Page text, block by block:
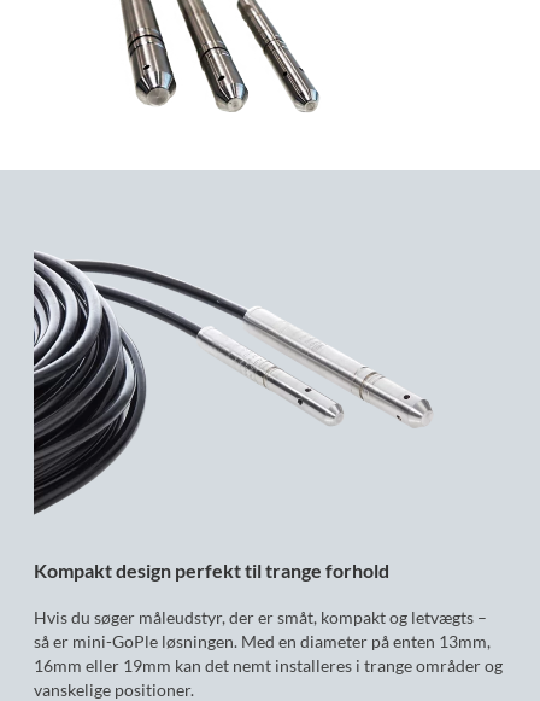
Kompakt design perfekt til trange forhold
Hvis du søger måleudstyr, der er småt, kompakt og letvægts –
så er mini-GoPle løsningen. Med en diameter på enten 13mm,
16mm eller 19mm kan det nemt installeres i trange områder og
vanskelige positioner.